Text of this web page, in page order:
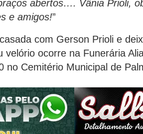
abertos…. Vânia Prioli,
e amigos!”
com Gerson Prioli e
velório ocorre na Funerária
no Cemitério Municipal de